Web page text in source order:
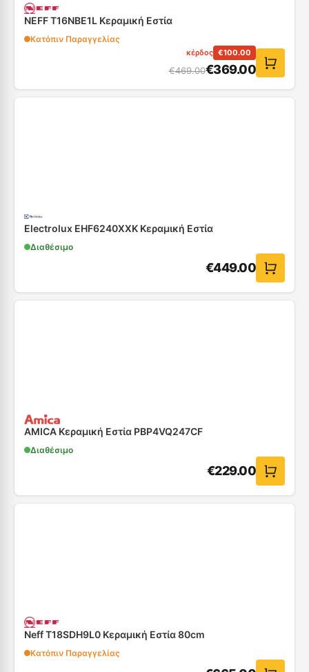
NEFF T16NBE1L Κεραμική Εστία
Κατόπιν Παραγγελίας
κέρδος €100.00
€469.00€369.00
Electrolux EHF6240XXK Κεραμική Εστία
Διαθέσιμο
€449.00
AMICA Κεραμική Εστία PBP4VQ247CF
Διαθέσιμο
€229.00
Neff T18SDH9L0 Kεραμική Εστία 80cm
Κατόπιν Παραγγελίας